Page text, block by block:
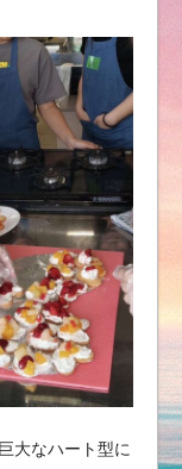
大なハート型に